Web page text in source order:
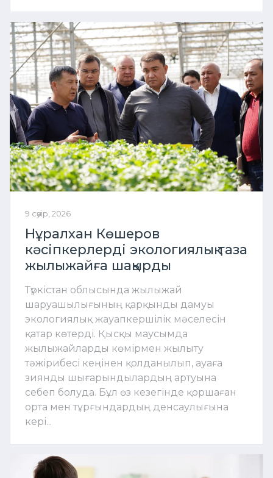
9 сәуір, 2026
Нұралхан Көшеров
кәсіпкерлерді экологиялық таза
жылыжайға шақырды
Түркістан облысында жылыжай
шаруашылығының қарқынды дамуы
экологиялық жауапкершілік мәселесін
қатар көтерді. Қысқы маусымда
жылыжайларды көмірмен жылыту
тәжірибесі кеңінен қолданылып, ауаға
зиянды шығарындылардың артуына
себеп болуда. Бұл өз кезегінде қоршаған
орта мен тұрғындардың денсаулығына
кері...